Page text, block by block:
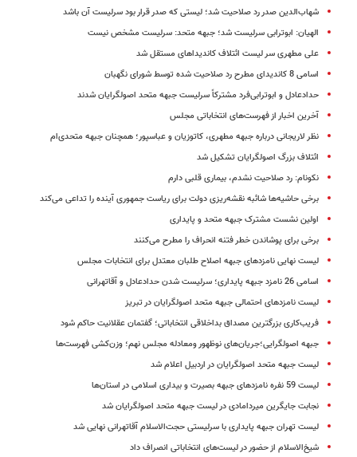
شهاب‌الدین صدر رد صلاحیت شد؛ لیستی که صدر قرار بود سرلیست آن باشد
الهیان: ابوترابی سرلیست شد؛ جبهه متحد: سرلیست مشخص نیست
علی مطهری سر لیست ائتلاف کاندیداهای مستقل شد
اسامی 8 کاندیدای مطرح رد صلاحیت شده توسط شورای نگهبان
حدادعادل و ابوترابی‌فرد مشترکاً سرلیست جبهه متحد اصولگرایان شدند
آخرین اخبار از فهرست‌های انتخاباتی مجلس
نظر لاریجانی درباره جبهه مطهری، کاتوزیان و عباسپور؛ همچنان جبهه متحدی‌ام
ائتلاف بزرگ اصولگرایان تشکیل شد
نکونام: رد صلاحیت نشدم، بیماری قلبی دارم
برخی حاشیه‌ها شائبه نقشه‌ریزی دولت برای ریاست جمهوری آینده را تداعی می‌کند
اولین نشست مشترک جبهه متحد و پایداری
برخی برای پوشاندن خطر فتنه انحراف را مطرح می‌کنند
لیست نهایی نامزدهای جبهه اصلاح طلبان معتدل برای انتخابات مجلس
اسامی 26 نامزد جبهه پایداری؛ سرلیست شدن حدادعادل و آقاتهرانی
لیست نامزدهای احتمالی جبهه متحد اصولگرایان در تبریز
فریب‌کاری بزرگترین مصداق بداخلاقی انتخاباتی؛ گفتمان عقلانیت حاکم شود
جبهه اصولگرایی؛جریان‌های نوظهور ومعادله مجلس نهم؛ وزن‌کشی فهرست‌ها
لیست جبهه متحد اصولگرایان در اردبیل اعلام شد
لیست 59 نفره نامزدهای جبهه بصیرت و بیداری اسلامی در استان‌ها
نجابت جایگرین میردامادی در لیست جبهه متحد اصولگرایان شد
لیست تهران جبهه پایداری با سرلیستی حجت‌الاسلام آقاتهرانی نهایی شد
شیخ‌الاسلام از حضور در لیست‌های انتخاباتی انصراف داد